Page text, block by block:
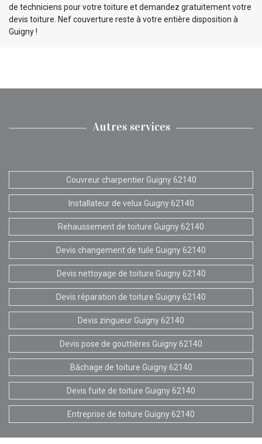
de techniciens pour votre toiture et demandez gratuitement votre
devis toiture. Nef couverture reste à votre entière disposition à
Guigny !
Autres services
Couvreur charpentier Guigny 62140
Installateur de velux Guigny 62140
Rehaussement de toiture Guigny 62140
Devis changement de tuile Guigny 62140
Devis nettoyage de toiture Guigny 62140
Devis réparation de toiture Guigny 62140
Devis zingueur Guigny 62140
Devis pose de gouttières Guigny 62140
Bâchage de toiture Guigny 62140
Devis fuite de toiture Guigny 62140
Entreprise de toiture Guigny 62140